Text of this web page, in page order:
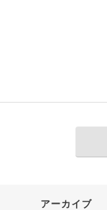
アーカイブ